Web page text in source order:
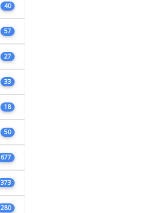
40
57
27
33
18
50
677
373
280